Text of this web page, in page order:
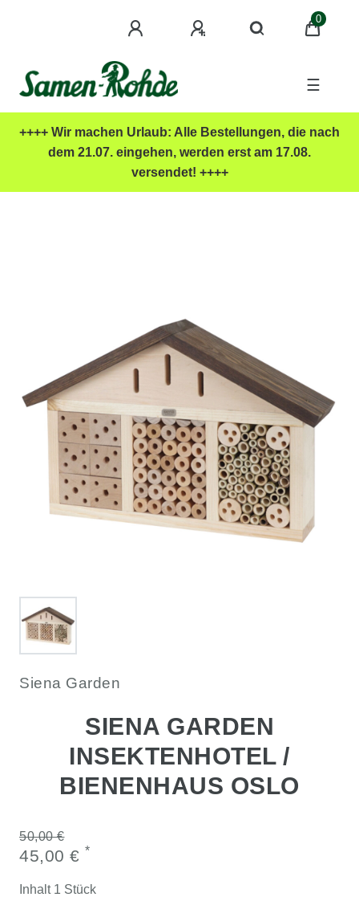
0
☰
++++ Wir machen Urlaub: Alle Bestellungen, die nach
dem 21.07. eingehen, werden erst am 17.08.
versendet! ++++
Siena Garden
SIENA GARDEN
INSEKTENHOTEL /
BIENENHAUS OSLO
50,00 €
45,00 € *
Inhalt 1 Stück